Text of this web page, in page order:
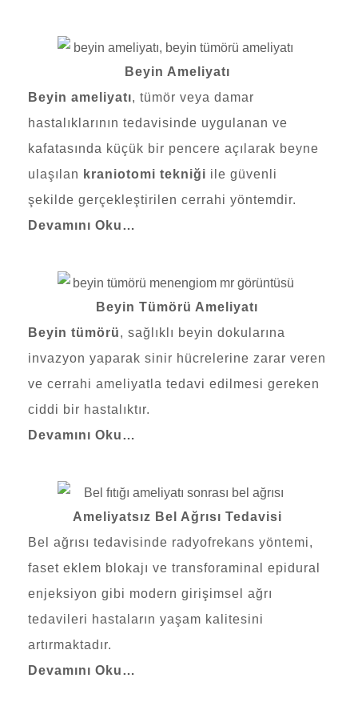
Beyin Ameliyatı
Beyin ameliyatı, tümör veya damar
hastalıklarının tedavisinde uygulanan ve
kafatasında küçük bir pencere açılarak beyne
ulaşılan kraniotomi tekniği ile güvenli
şekilde gerçekleştirilen cerrahi yöntemdir.
Devamını Oku…
Beyin Tümörü Ameliyatı
Beyin tümörü, sağlıklı beyin dokularına
invazyon yaparak sinir hücrelerine zarar veren
ve cerrahi ameliyatla tedavi edilmesi gereken
ciddi bir hastalıktır.
Devamını Oku…
Ameliyatsız Bel Ağrısı Tedavisi
Bel ağrısı tedavisinde radyofrekans yöntemi,
faset eklem blokajı ve transforaminal epidural
enjeksiyon gibi modern girişimsel ağrı
tedavileri hastaların yaşam kalitesini
artırmaktadır.
Devamını Oku…